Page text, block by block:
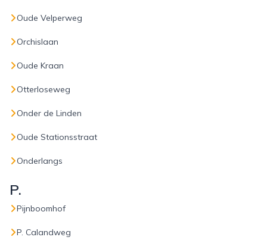
Oude Velperweg
Orchislaan
Oude Kraan
Otterloseweg
Onder de Linden
Oude Stationsstraat
Onderlangs
P.
Pijnboomhof
P. Calandweg